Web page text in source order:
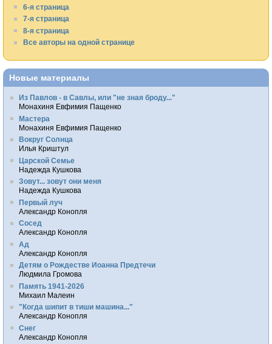
6-я страница
7-я страница
8-я страница
Все авторы на одной странице
Новые материалы
Из Павлов - в Савлы, или "не зная броду..."
Монахиня Евфимия Пащенко
Мастера
Монахиня Евфимия Пащенко
Вокруг Солнца
Илья Криштул
Царской Семье
Надежда Кушкова
Зовут... зовут они меня
Надежда Кушкова
Первый луч
Александр Конопля
Сосед
Александр Конопля
Ад
Александр Конопля
Детям о Рождестве Иоанна Предтечи
Людмила Громова
Память 1941-2026
Михаил Малеин
"Когда шипит в тиши машина..."
Александр Конопля
Снег
Александр Конопля